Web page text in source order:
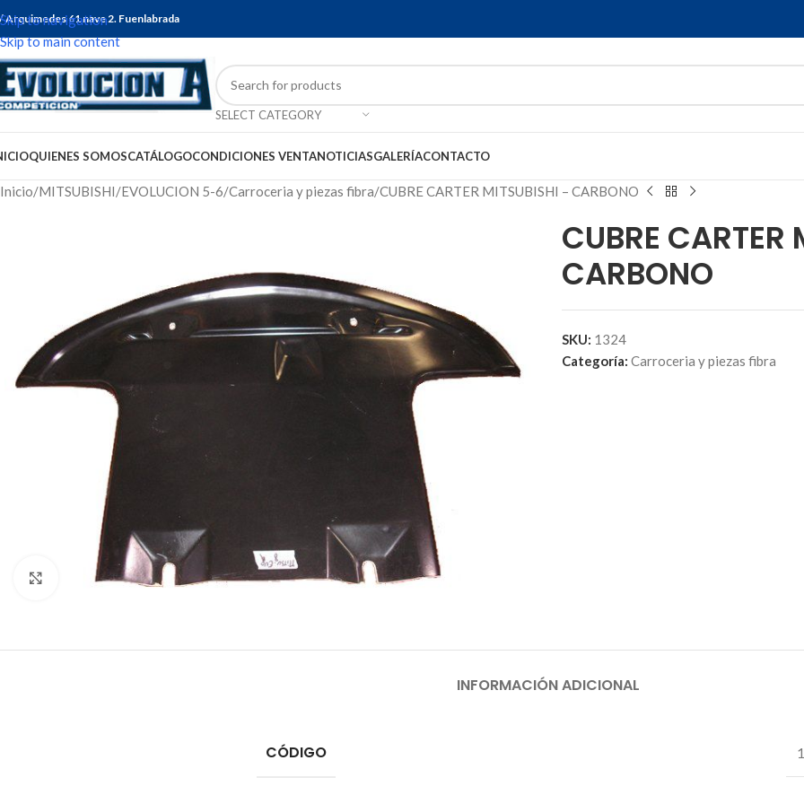
Skip to navigation
Skip to main content
Arquimedes 61 nave 2. Fuenlabrada
SELECT CATEGORY
QUIENES SOMOSCATÁLOGOCONDICIONES VENTANOTICIASGALERÍACONTACTO
Inicio MITSUBISHI EVOLUCION 5-6 Carroceria y piezas fibra CUBRE CARTER MITSUBISHI – CARBONO
Click to enlarge
CUBRE CARTER
CARBONO
SKU: 1324
Categoría: Carroceria y piezas fibra
INFORMACIÓN ADICIONAL
CÓDIGO